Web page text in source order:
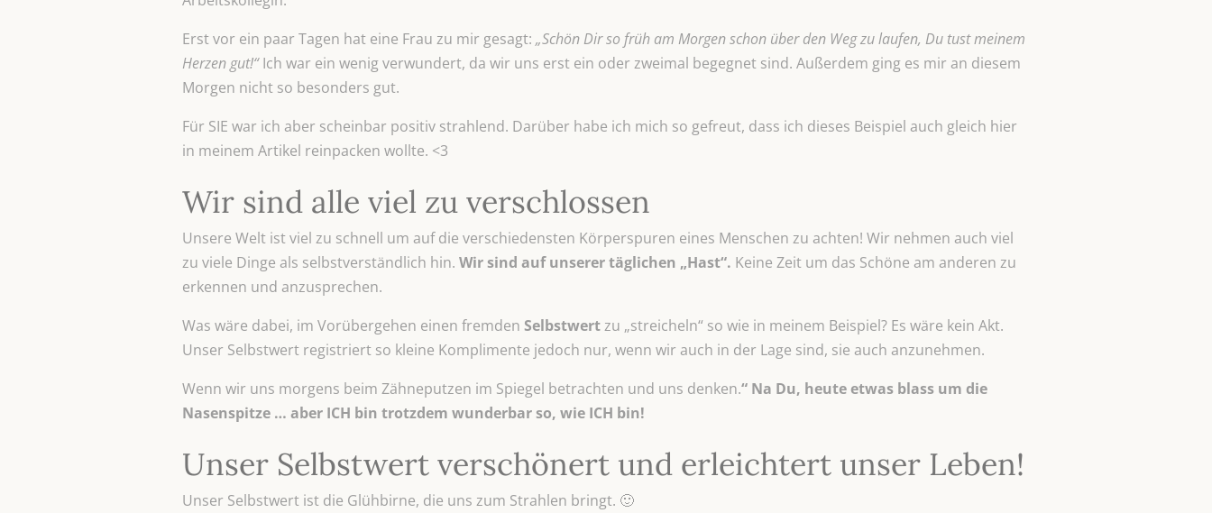
Erst vor ein paar Tagen hat eine Frau zu mir gesagt: „Schön Dir so früh am Morgen schon über den Weg zu laufen, Du tust meinem
Herzen gut!“Ich war ein wenig verwundert, da wir uns erst ein oder zweimal begegnet sind. Außerdem ging es mir an diesem
Morgen nicht so besonders gut.
Für SIE war ich aber scheinbar positiv strahlend. Darüber habe ich mich so gefreut, dass ich dieses Beispiel auch gleich hier
in meinem Artikel reinpacken wollte. <3
Wir sind alle viel zu verschlossen
Unsere Welt ist viel zu schnell um auf die verschiedensten Körperspuren eines Menschen zu achten! Wir nehmen auch viel
zu viele Dinge als selbstverständlich hin. Wir sind auf unserer täglichen „Hast“. Keine Zeit um das Schöne am anderen zu
erkennen und anzusprechen.
Was wäre dabei, im Vorübergehen einen fremden Selbstwertzu „streicheln“ so wie in meinem Beispiel? Es wäre kein Akt.
Unser Selbstwert registriert so kleine Komplimente jedoch nur, wenn wir auch in der Lage sind, sie auch anzunehmen.
Wenn wir uns morgens beim Zähneputzen im Spiegel betrachten und uns denken.“ Na Du, heute etwas blass um die
Nasenspitze … aber ICH bin trotzdem wunderbar so, wie ICH bin!
Unser Selbstwert verschönert und erleichtert unser Leben!
Unser Selbstwert ist die Glühbirne, die uns zum Strahlen bringt. 🙂